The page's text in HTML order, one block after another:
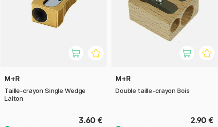
M+R
Taille-crayon Single Wedge
Laiton
3.60 €
M+R
Double taille-crayon Bois
2.90 €